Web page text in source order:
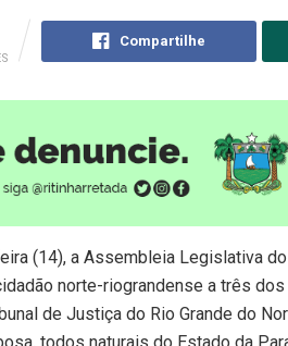
Compartilhe
(14), a Assembleia Legislativa
norte-riograndense a três
de Justiça do Rio Grande do